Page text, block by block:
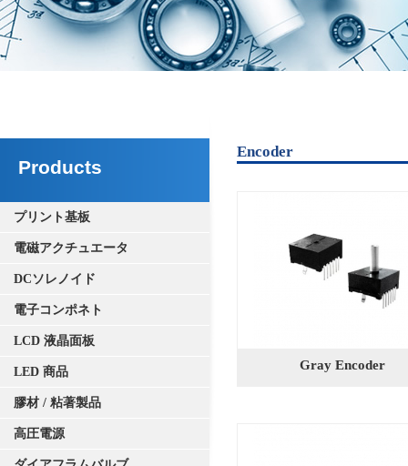
Encoder
Gray Encoder
Products
プリント基板
電磁アクチュエータ
DCソレノイド
電子コンポネト
LCD 液晶面板
LED 商品
膠材 / 粘著製品
高圧電源